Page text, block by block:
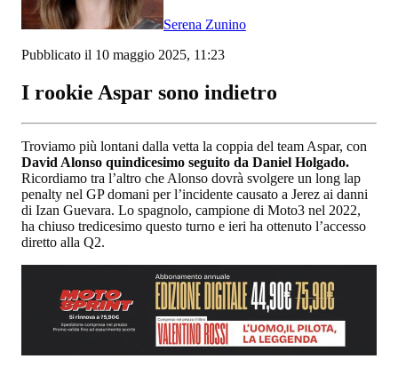
Serena Zunino
Pubblicato il 10 maggio 2025, 11:23
I rookie Aspar sono indietro
Troviamo più lontani dalla vetta la coppia del team Aspar, con
David Alonso quindicesimo seguito da Daniel Holgado.
Ricordiamo tra l’altro che Alonso dovrà svolgere un long lap
penalty nel GP domani per l’incidente causato a Jerez ai danni
di Izan Guevara. Lo spagnolo, campione di Moto3 nel 2022,
ha chiuso tredicesimo questo turno e ieri ha ottenuto l’accesso
diretto alla Q2.